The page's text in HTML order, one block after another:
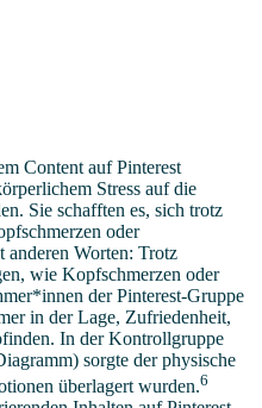
Content auf Pinterest
Stress auf die
Sie schafften es, sich trotz
oder
Worten: Trotz
wie Kopfschmerzen oder
der Pinterest-Gruppe
in der Lage, Zufriedenheit,
In der Kontrollgruppe
sorgte der physische
überlagert wurden.6